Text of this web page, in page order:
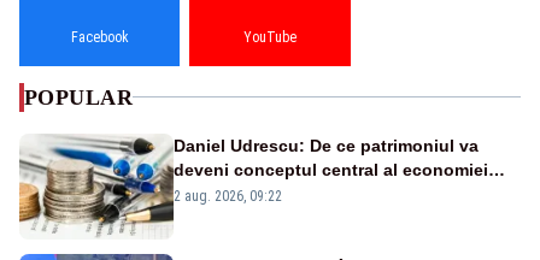
Facebook YouTube
POPULAR
Daniel Udrescu: De ce patrimoniul va
deveni conceptul central al economiei
viitoare?
2 aug. 2026, 09:22